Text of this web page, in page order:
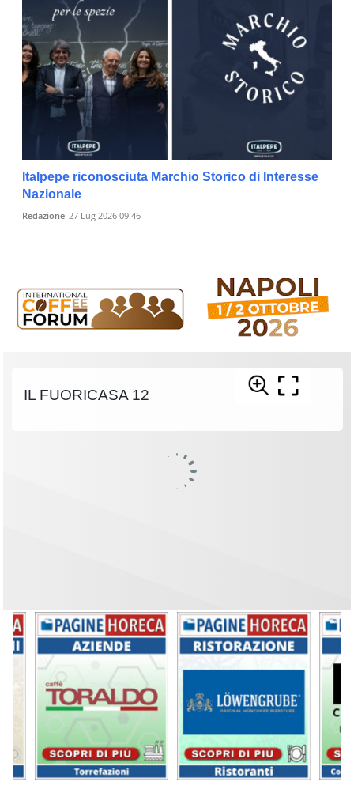
Italpepe riconosciuta Marchio Storico di Interesse
Nazionale
Redazione 27 Lug 2026 09:46